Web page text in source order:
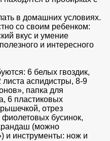
в домашних условиях.
со своим ребенком:
вкус и умение
и интересного
6 белых гвоздик,
аспидистры, 8-9
папка для
6 пластиковых
отрез
бусинок,
(можно
и инструменты: нож и